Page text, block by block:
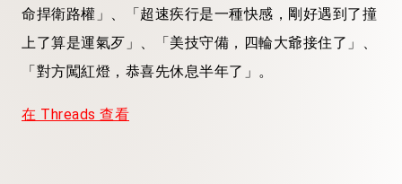
命捍衛路權」、「超速疾行是一種快感，剛好遇到了撞
上了算是運氣歹」、「美技守備，四輪大爺接住了」、
「對方闖紅燈，恭喜先休息半年了」。
在 Threads 查看